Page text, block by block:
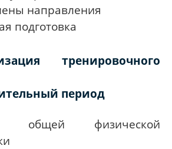
направления
подготовка
тренировочного
период
общей физической